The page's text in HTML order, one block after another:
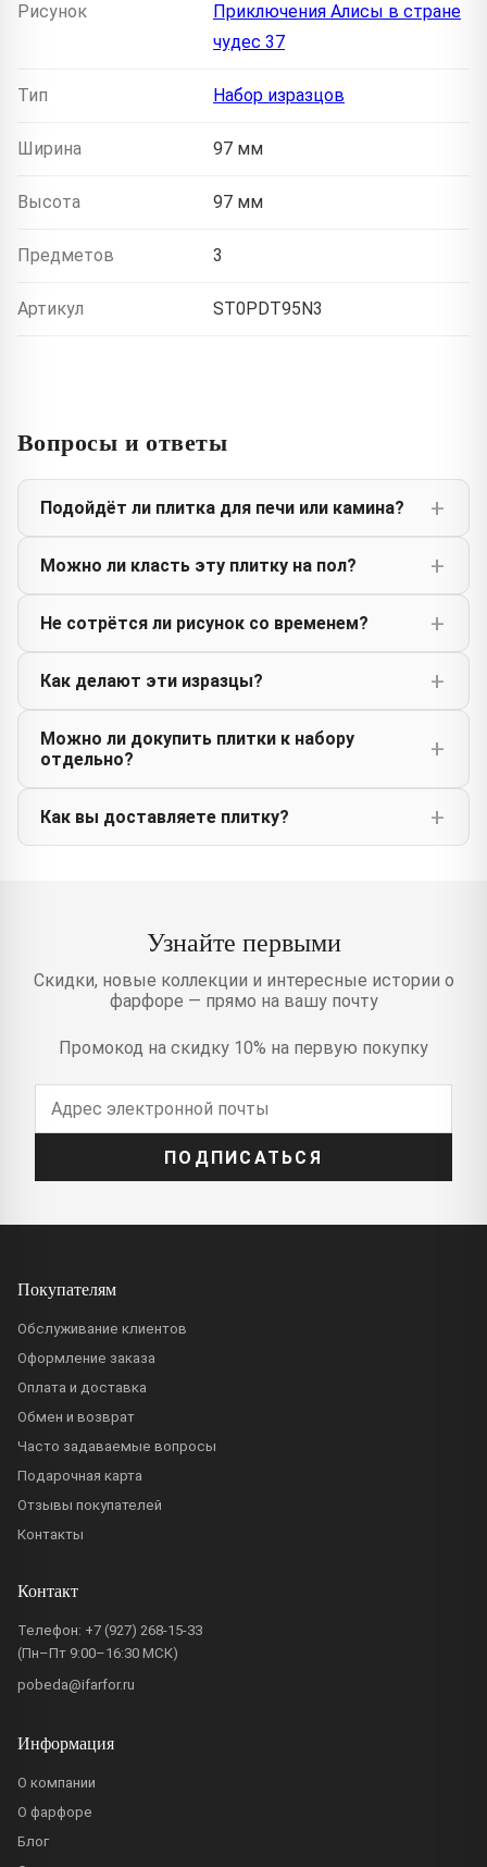
Рисунок
Приключения Алисы в стране
чудес 37
Тип Набор изразцов
Ширина 97 мм
Высота 97 мм
Предметов 3
Артикул ST0PDT95N3
Вопросы и ответы
Подойдёт ли плитка для печи или камина?
Можно ли класть эту плитку на пол?
Не сотрётся ли рисунок со временем?
Как делают эти изразцы?
Можно ли докупить плитки к набору
отдельно?
Как вы доставляете плитку?
Узнайте первыми
Скидки, новые коллекции и интересные истории о
фарфоре — прямо на вашу почту
Промокод на скидку 10% на первую покупку
ПОДПИСАТЬСЯ
Покупателям
Обслуживание клиентов
Оформление заказа
Оплата и доставка
Обмен и возврат
Часто задаваемые вопросы
Подарочная карта
Отзывы покупателей
Контакты
Контакт
Телефон: +7 (927) 268-15-33
(Пн–Пт 9:00–16:30 МСК)
pobeda@ifarfor.ru
Информация
О компании
О фарфоре
Блог